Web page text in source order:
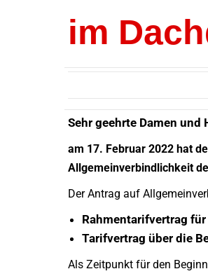
im
Sehr geehrte Damen und
am 17. Februar 2022 hat
Allgemeinverbindlichkeit
Der Antrag auf
Rahmentarifvertrag
Tarifvertrag über die
Als Zeitpunkt für den